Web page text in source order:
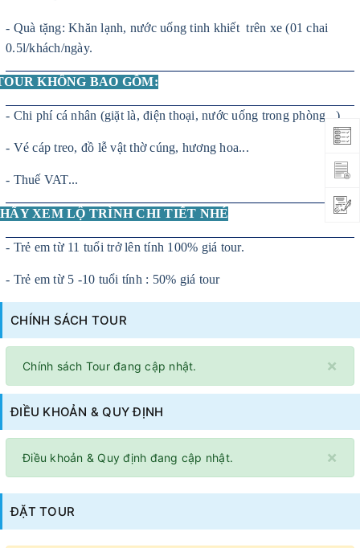
- Quà tặng: Khăn lạnh, nước uống tinh khiết trên xe (01 chai
0.5l/khách/ngày.
KHÔNG BAO GỒM:
- Chi phí cá nhân (giặt là, điện thoại, nước uống trong phòng...)
- Vé cáp treo, đồ lễ vật thờ cúng, hương hoa...
- Thuế VAT...
XEM LỘ TRÌNH CHI TIẾT NHÉ
- Trẻ em từ 11 tuổi trở lên tính 100% giá tour.
- Trẻ em từ 5 -10 tuổi tính : 50% giá tour
CHÍNH SÁCH TOUR
×
Chính sách Tour đang cập nhật.
ĐIỀU KHOẢN & QUY ĐỊNH
×
Điều khoản & Quy định đang cập nhật.
ĐẶT TOUR